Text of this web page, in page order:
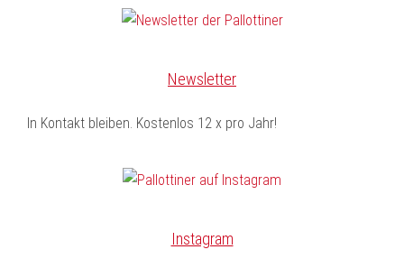
Newsletter
In Kontakt bleiben. Kostenlos 12 x pro Jahr!
Instagram